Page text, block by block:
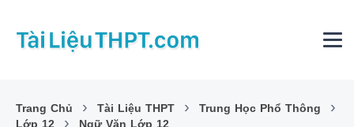
Trang Chủ › Tài Liệu THPT › Trung Học Phổ Thông ›
Lớp 12 › Ngữ Văn Lớp 12